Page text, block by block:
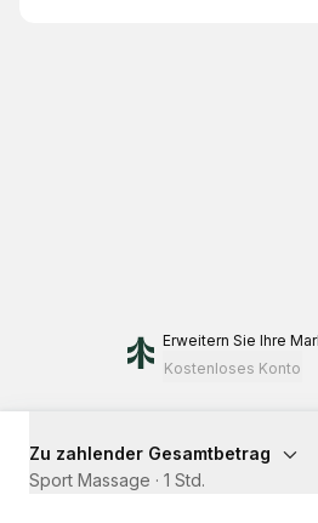
Erweitern Sie Ihre
Kostenloses Konto
Zu zahlender Gesamtbetrag
Sport Massage · 1 Std.